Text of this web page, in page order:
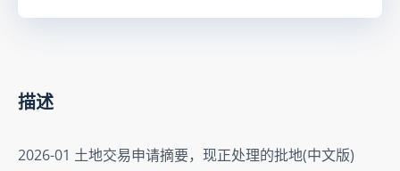
描述
2026-01 土地交易申请摘要，现正处理的批地(中文版)